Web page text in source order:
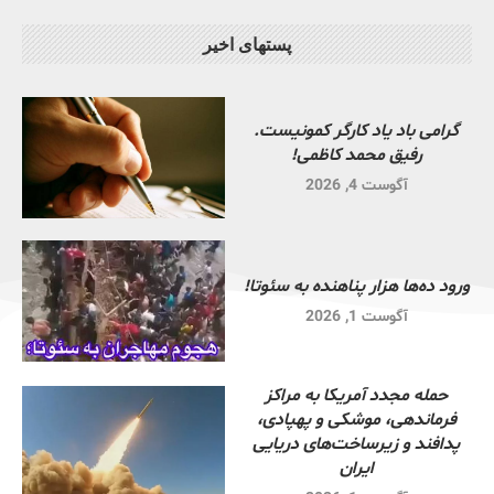
پستهای اخیر
گرامی باد یاد کارگر کمونیست.
رفیق محمد کاظمی!
آگوست 4, 2026
ورود ده‌ها هزار پناهنده به سئوتا!
آگوست 1, 2026
حمله مجدد آمریکا به مراکز
فرماندهی، موشکی و پهپادی،
پدافند و زیرساخت‌های دریایی
ایران